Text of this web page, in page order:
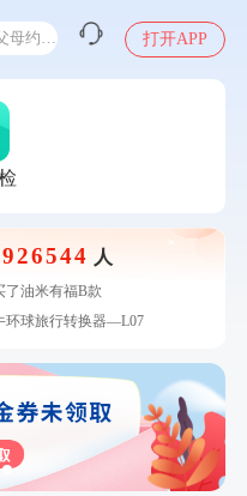
2025年了，给父母约个体检
打开APP
926544 人
按摩仪（浅灰色）
椎按摩仪（浅灰色）
享版孕前套餐（女）
享版孕前套餐（女）
了青年白领男套餐
羽毛球套装ES-YM601
约了精英体检套餐
了油米有福B款
环球旅行转换器—L07
约了男性健康套餐
雅斯奶锅DF-CP103M
椎按摩仪（浅灰色）
按摩仪（浅灰色）